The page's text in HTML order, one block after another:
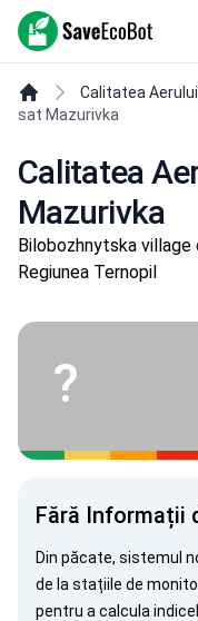
SaveEcoBot
Calitatea
sat Mazurivka
Calitatea
Mazurivka
Bilobozhnytska village
Regiunea Ternopil
?
Fără Informații
Din păcate, sistemul
de la stațiile de
pentru a calcula